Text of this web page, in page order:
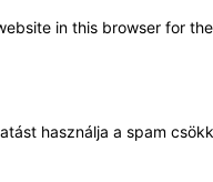
in this browser for
használja a spam